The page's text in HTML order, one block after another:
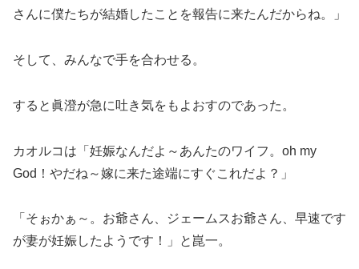
さんに僕たちが結婚したことを報告に来たんだからね。」
そして、みんなで手を合わせる。
すると眞澄が急に吐き気をもよおすのであった。
カオルコは「妊娠なんだよ～あんたのワイフ。oh my
God！やだね～嫁に来た途端にすぐこれだよ？」
「そぉかぁ～。お爺さん、ジェームスお爺さん、早速です
が妻が妊娠したようです！」と崑一。